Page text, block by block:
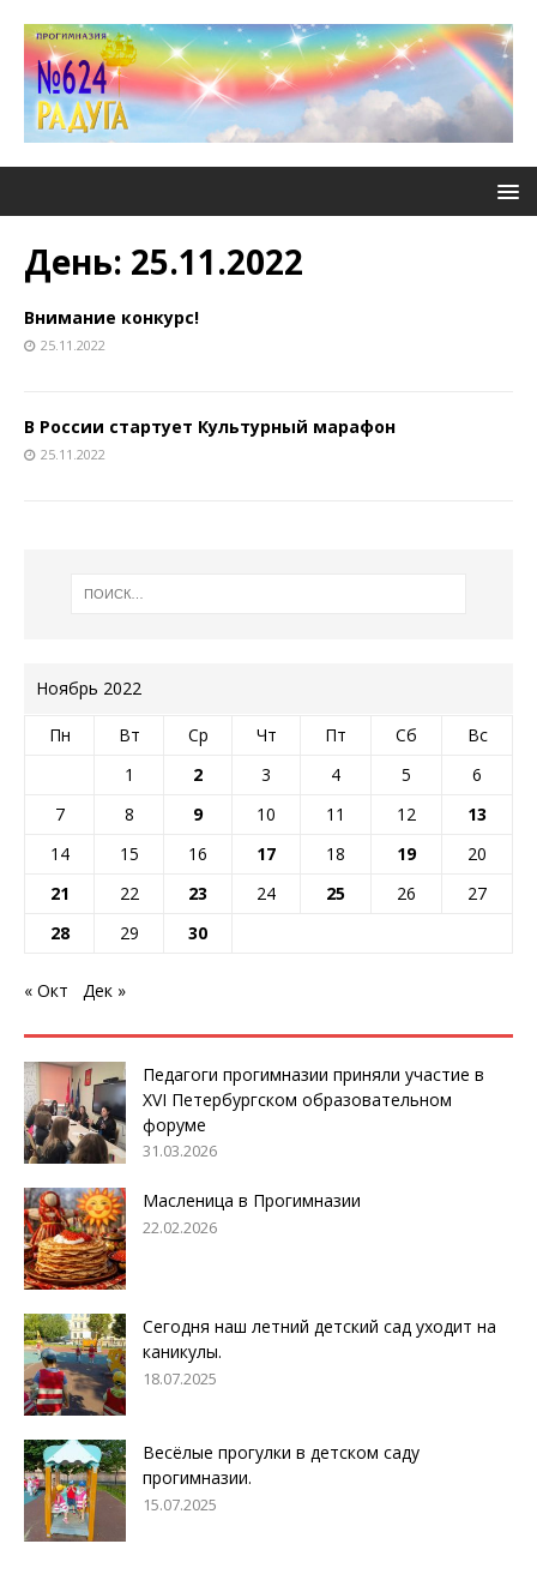
День: 25.11.2022
Внимание конкурс!
25.11.2022
В России стартует Культурный марафон
25.11.2022
Ноябрь 2022
Пн Вт Ср Чт Пт Сб
Вс
1
2 3 4 5
6
7
8 9 10 11 12
13
14
15 16 17 18 19
20
21
22 23 24 25 26
27
28
29 30
« Окт Дек »
Педагоги прогимназии приняли участие в
XVI Петербургском образовательном
форуме
31.03.2026
Масленица в Прогимназии
22.02.2026
Сегодня наш летний детский сад уходит на
каникулы.
18.07.2025
Весёлые прогулки в детском саду
прогимназии.
15.07.2025